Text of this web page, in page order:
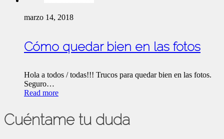
marzo 14, 2018
Cómo quedar bien en las fotos
Hola a todos / todas!!! Trucos para quedar bien en las fotos.
Seguro…
Read more
Cuéntame tu duda